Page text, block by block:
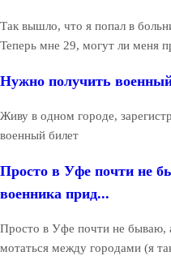
Так вышло, что я попал в
Теперь мне 29, могут ли меня
Нужно получить
Живу в одном городе,
военный билет
Просто в Уфе почти не
военника прид...
Просто в Уфе почти не бываю,
мотаться между городами (я